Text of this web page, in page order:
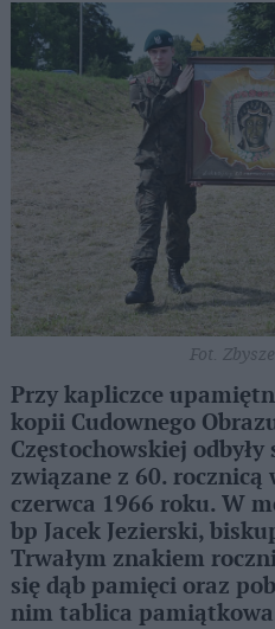
Fot.
Przy kapliczce
kopii Cudownego
Częstochowskiej
związane z 60. rocznicą
czerwca 1966 roku. W
bp Jacek Jezierski,
Trwałym znakiem
się dąb pamięci oraz
nim tablica